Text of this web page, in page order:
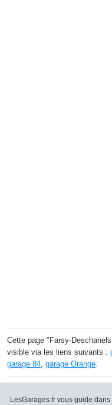
Cette page "Farsy-
visible via les liens suivants :
garage 84, garage Orange.
LesGarages.fr vous guide